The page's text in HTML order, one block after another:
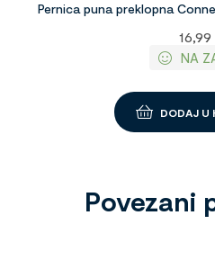
Pernica puna preklopna
16,99
NA
DODAJ U
Povezani